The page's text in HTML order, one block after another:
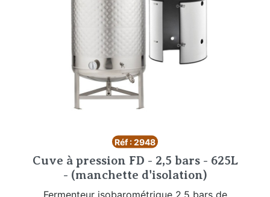
Réf : 2948
Cuve à pression FD - 2,5 bars - 625L
- (manchette d'isolation)
Fermenteur isobarométrique 2,5 bars de